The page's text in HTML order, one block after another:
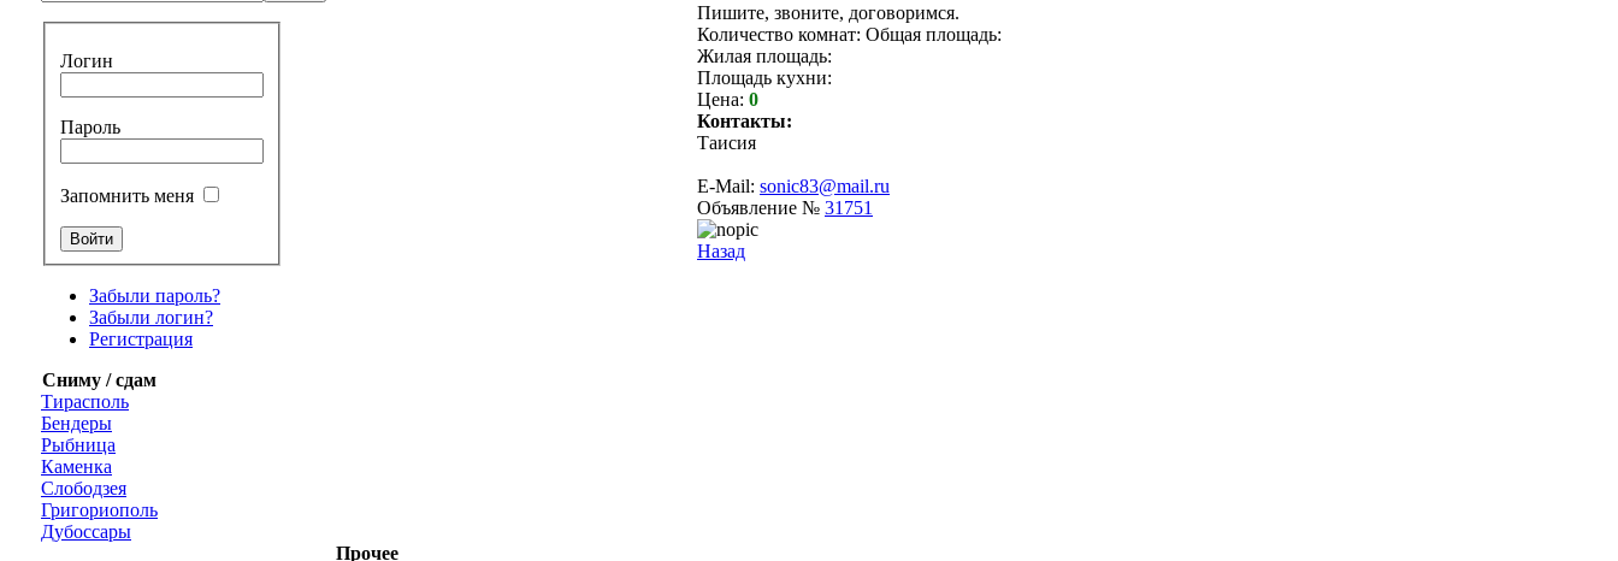
Логин
Пароль
Запомнить меня
Забыли пароль?
Забыли логин?
Регистрация
Сниму / сдам
Тирасполь
Бендеры
Рыбница
Каменка
Слободзея
Григориополь
Дубоссары
Прочее
Пишите, звоните, договоримся.
Количество комнат: Общая площадь:
Жилая площадь:
Площадь кухни:
Цена: 0
Контакты:
Таисия
E-Mail: sonic83@mail.ru
Объявление № 31751
Назад